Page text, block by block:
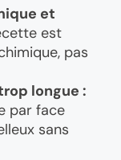
et
est
pas
longue :
par face
sans